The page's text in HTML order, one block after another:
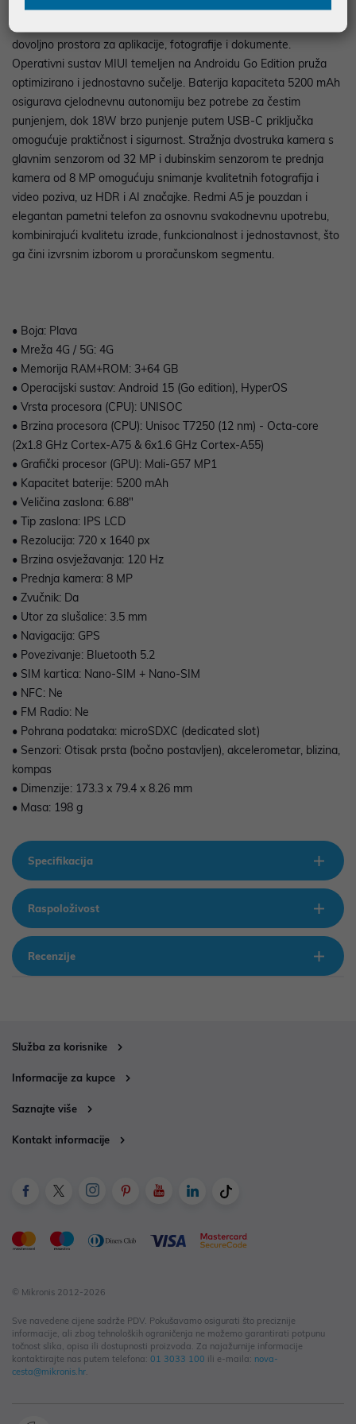
multitaskinga. Memorijske opcije do 4 GB RAM-a i 128 GB
dovoljno prostora za aplikacije, fotografije i dokumente.
Operativni sustav MIUI temeljen na Androidu Go Edition pruža
optimizirano i jednostavno sučelje. Baterija kapaciteta 5200 mAh
osigurava cjelodnevnu autonomiju bez potrebe za čestim
punjenjem, dok 18W brzo punjenje putem USB-C priključka
omogućuje praktičnost i sigurnost. Stražnja dvostruka kamera s
glavnim senzorom od 32 MP i dubinskim senzorom te prednja
kamera od 8 MP omogućuju snimanje kvalitetnih fotografija i
video poziva, uz HDR i AI značajke. Redmi A5 je pouzdan i
elegantan pametni telefon za osnovnu svakodnevnu upotrebu,
kombinirajući kvalitetu izrade, funkcionalnost i jednostavnost, što
ga čini izvrsnim izborom u proračunskom segmentu.
• Boja: Plava
• Mreža 4G / 5G: 4G
• Memorija RAM+ROM: 3+64 GB
• Operacijski sustav: Android 15 (Go edition), HyperOS
• Vrsta procesora (CPU): UNISOC
• Brzina procesora (CPU): Unisoc T7250 (12 nm) - Octa-core
(2x1.8 GHz Cortex-A75 & 6x1.6 GHz Cortex-A55)
• Grafički procesor (GPU): Mali-G57 MP1
• Kapacitet baterije: 5200 mAh
• Veličina zaslona: 6.88"
• Tip zaslona: IPS LCD
• Rezolucija: 720 x 1640 px
• Brzina osvježavanja: 120 Hz
• Prednja kamera: 8 MP
• Zvučnik: Da
• Utor za slušalice: 3.5 mm
• Navigacija: GPS
• Povezivanje: Bluetooth 5.2
• SIM kartica: Nano-SIM + Nano-SIM
• NFC: Ne
• FM Radio: Ne
• Pohrana podataka: microSDXC (dedicated slot)
• Senzori: Otisak prsta (bočno postavljen), akcelerometar, blizina,
kompas
• Dimenzije: 173.3 x 79.4 x 8.26 mm
• Masa: 198 g
Specifikacija
Raspoloživost
Recenzije
Služba za korisnike
Informacije za kupce
Saznajte više
Kontakt informacije
© Mikronis 2012-2026
Sve navedene cijene sadrže PDV. Pokušavamo osigurati što preciznije
informacije, ali zbog tehnoloških ograničenja ne možemo garantirati potpunu
točnost slika, opisa ili dostupnosti proizvoda. Za najažurnije informacije
kontaktirajte nas putem telefona: 01 3033 100 ili e-maila: nova-
cesta@mikronis.hr.